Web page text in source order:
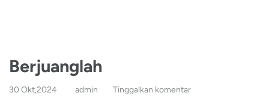
Berjuanglah
30 Okt,2024 admin Tinggalkan komentar